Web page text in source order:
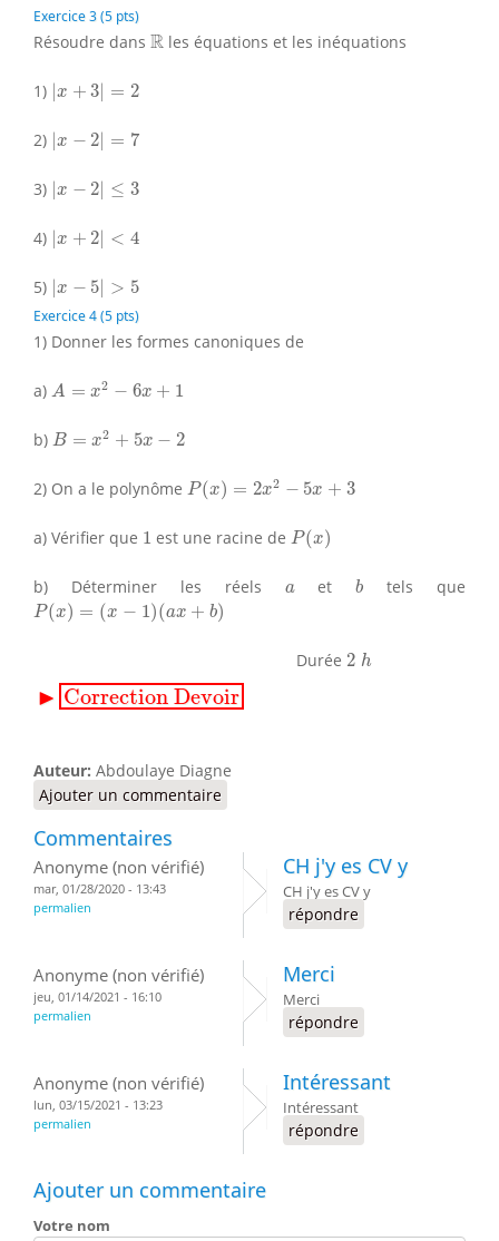
Exercice 3 (5 pts)
Résoudre dans R
R les équations et les inéquations
1) |x + 3| = 2
|x + 3|
2) |x − 2| = 7
|x 2|
3) |x − 2| ≤ 3
|x 2| 3
4) |x + 2| < 4
|x + 2| 4
5) |x − 5| > 5
|x 5| >5
Exercice 4 (5 pts)
1) Donner les formes canoniques de
a) A = x2 − 6x + 1
A −6 +1
b) B = x2 + 5x − 2
B= +5 x −2
2) On a le polynôme P(x) = 2x2 − 5x + 3
P(x = 2 −5 +3
a) Vérifier que 1
1 est une racine de P(x)
P(x)
b) Déterminer les réels a
aetb
b tels que
P(x) = (x − 1)(ax + b)
P(x)= −1) x+b)
Durée 2 h
2 h
▶ Correction Devoir
Correction Devoir
Auteur: Abdoulaye Diagne
Ajouter un commentaire
Commentaires
Anonyme (non vérifié)
mar, 01/28/2020 - 13:43
permalien
CH j'y es CV y
CH j'y es CV y
répondre
Anonyme (non vérifié)
jeu, 01/14/2021 - 16:10
permalien
Merci
Merci
répondre
Anonyme (non vérifié)
lun, 03/15/2021 - 13:23
permalien
Intéressant
Intéressant
répondre
Ajouter un commentaire
Votre nom